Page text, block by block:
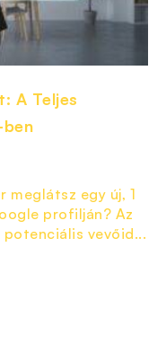
A Teljes
meglátsz egy új, 1
profilján? Az
vevőid...